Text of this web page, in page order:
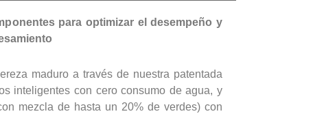
para optimizar el desempeño y
maduro a través de nuestra patentada
inteligentes con cero consumo de agua, y
mezcla de hasta un 20% de verdes) con